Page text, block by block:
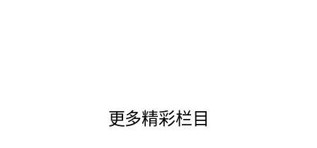
更多精彩栏目